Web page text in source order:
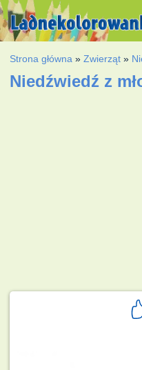
Strona główna »Zwierząt »
Niedźwiedź z